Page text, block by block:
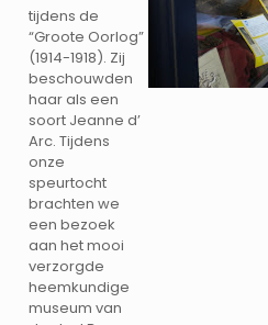
tijdens de
“Groote Oorlog”
(1914-1918). Zij
beschouwden
haar als een
soort Jeanne d’
Arc. Tijdens
onze
speurtocht
brachten we
een bezoek
aan het mooi
verzorgde
heemkundige
museum van